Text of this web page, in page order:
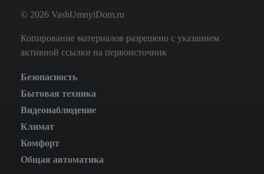
© 2026 VashUmnyiDom.ru
Копирование материалов разрешено с указанием
активной ссылки на первоисточник
Безопасность
Бытовая техника
Видеонаблюдение
Климат
Комфорт
Общая автоматика